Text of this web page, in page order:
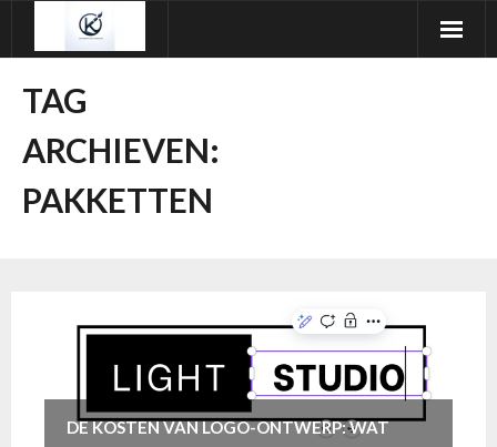
inhoudTAG
ARCHIEVEN:
PAKKETTEN
DE KOSTEN VAN LOGO-ONTWERP: WAT